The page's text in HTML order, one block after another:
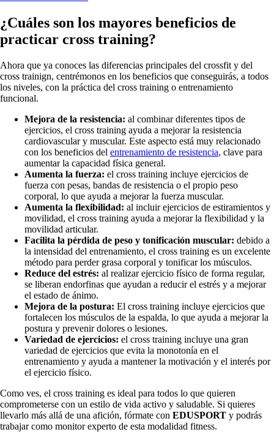
¿Cuáles son los mayores beneficios de
practicar cross training?
Ahora que ya conoces las diferencias principales del crossfit y del
cross trainign, centrémonos en los beneficios que conseguirás, a todos
los niveles, con la práctica del cross training o entrenamiento
funcional.
Mejora de la resistencia: al combinar diferentes tipos de
ejercicios, el cross training ayuda a mejorar la resistencia
cardiovascular y muscular. Este aspecto está muy relacionado
con los beneficios del entrenamiento de resistencia, clave para
aumentar la capacidad física general.
Aumenta la fuerza: el cross training incluye ejercicios de
fuerza con pesas, bandas de resistencia o el propio peso
corporal, lo que ayuda a mejorar la fuerza muscular.
Aumenta la flexibilidad: al incluir ejercicios de estiramientos y
movilidad, el cross training ayuda a mejorar la flexibilidad y la
movilidad articular.
Facilita la pérdida de peso y tonificación muscular: debido a
la intensidad del entrenamiento, el cross training es un excelente
método para perder grasa corporal y tonificar los músculos.
Reduce del estrés: al realizar ejercicio físico de forma regular,
se liberan endorfinas que ayudan a reducir el estrés y a mejorar
el estado de ánimo.
Mejora de la postura: El cross training incluye ejercicios que
fortalecen los músculos de la espalda, lo que ayuda a mejorar la
postura y prevenir dolores o lesiones.
Variedad de ejercicios: el cross training incluye una gran
variedad de ejercicios que evita la monotonía en el
entrenamiento y ayuda a mantener la motivación y el interés por
el ejercicio físico.
Como ves, el cross training es ideal para todos lo que quieren
comprometerse con un estilo de vida activo y saludable. Si quieres
llevarlo más allá de una afición, fórmate con EDUSPORT y podrás
trabajar como monitor experto de esta modalidad fitness.